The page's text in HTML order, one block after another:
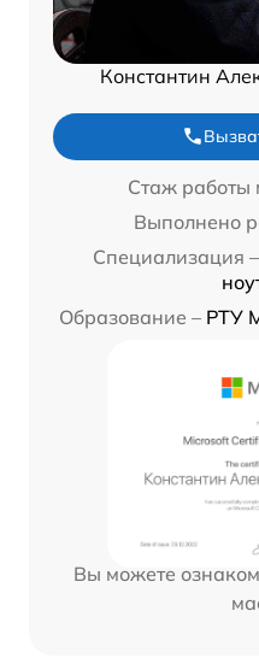
Константин
Стаж работы
Выполнено
Специализация –
Образование – РТУ
Вы можете